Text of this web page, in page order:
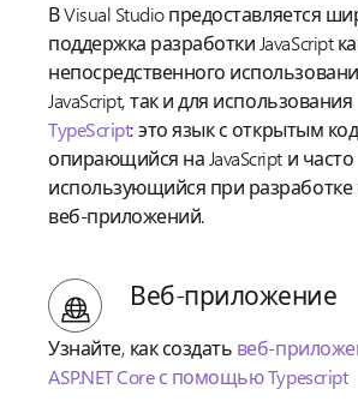
В Visual Studio предоставляется
поддержка разработки JavaScript
непосредственного
JavaScript, так и для использования
TypeScript: это язык с открытым
опирающийся на JavaScript и часто
использующийся при разработке
веб-приложений.
Веб-приложение
Узнайте, как создать веб-
ASP.NET Core с помощью Typescript